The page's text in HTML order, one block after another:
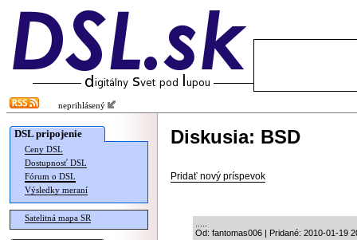
neprihlásený
DSL pripojenie
Ceny DSL
Dostupnosť DSL
Fórum o DSL
Výsledky meraní
Satelitná mapa SR
Diskusia: BSD
Pridať nový príspevok
Od: fantomas006 | Pridané: 2010-01-19